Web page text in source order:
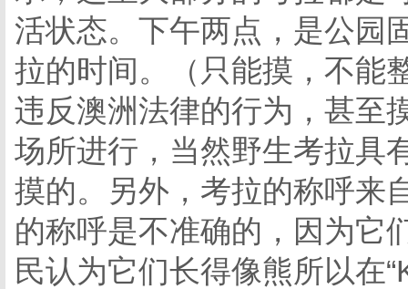
活状态。下午两点，是公园
拉的时间。（只能摸，不能
违反澳洲法律的行为，甚至
场所进行，当然野生考拉具
摸的。另外，考拉的称呼来
的称呼是不准确的，因为它
民认为它们长得像熊所以在